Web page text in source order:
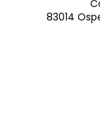
83014